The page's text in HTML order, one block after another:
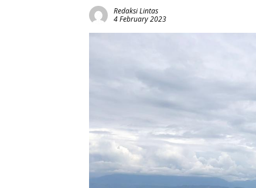
Redaksi Lintas
4 February 2023